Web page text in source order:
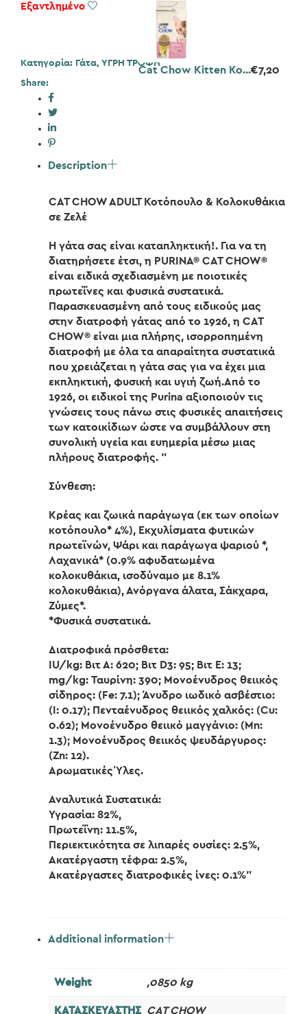
Cat Chow Kitten Κο...€7,20
Εξαντλημένο Add to Wishlist
Κατηγορία: Γάτα, ΥΓΡΗ ΤΡΟΦΗ
Share:
Description
CAT CHOW ADULT Κοτόπουλο & Κολοκυθάκια
σε Ζελέ
Η γάτα σας είναι καταπληκτική!. Για να τη
διατηρήσετε έτσι, η PURINA® CAT CHOW®
είναι ειδικά σχεδιασμένη με ποιοτικές
πρωτεΐνες και φυσικά συστατικά.
Παρασκευασμένη από τους ειδικούς μας
στην διατροφή γάτας από το 1926, η CAT
CHOW® είναι μια πλήρης, ισορροπημένη
διατροφή με όλα τα απαραίτητα συστατικά
που χρειάζεται η γάτα σας για να έχει μια
εκπληκτική, φυσική και υγιή ζωή.Από το
1926, οι ειδικοί της Purina αξιοποιούν τις
γνώσεις τους πάνω στις φυσικές απαιτήσεις
των κατοικίδιων ώστε να συμβάλλουν στη
συνολική υγεία και ευημερία μέσω μιας
πλήρους διατροφής. ”
Σύνθεση:
Κρέας και ζωικά παράγωγα (εκ των οποίων
κοτόπουλο* 4%), Εκχυλίσματα φυτικών
πρωτεϊνών, Ψάρι και παράγωγα ψαριού *,
Λαχανικά* (0.9% αφυδατωμένα
κολοκυθάκια, ισοδύναμο με 8.1%
κολοκυθάκια), Ανόργανα άλατα, Σάκχαρα,
Ζύμες*.
*Φυσικά συστατικά.
Διατροφικά πρόσθετα:
IU/kg: Βιτ Α: 620; Βιτ D3: 95; Βιτ Ε: 13;
mg/kg: Ταυρίνη: 390; Μονοένυδρος θειικός
σίδηρος: (Fe: 7.1); Άνυδρο ιωδικό ασβέστιο:
(I: 0.17); Πενταένυδρος θειικός χαλκός: (Cu:
0.62); Μονοένυδρο θειικό μαγγάνιο: (Mn:
1.3); Μονοένυδρος θειικός ψευδάργυρος:
(Zn: 12).
Αρωματικές Ύλες.
Αναλυτικά Συστατικά:
Υγρασία: 82%,
Πρωτεΐνη: 11.5%,
Περιεκτικότητα σε λιπαρές ουσίες: 2.5%,
Ακατέργαστη τέφρα: 2.5%,
Ακατέργαστες διατροφικές ίνες: 0.1%”
Additional information
Weight ,0850 kg
ΚΑΤΑΣΚΕΥΑΣΤΗΣ CAT CHOW